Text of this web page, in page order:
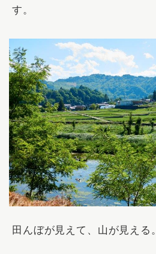
す。
田んぼが見えて、山が見える